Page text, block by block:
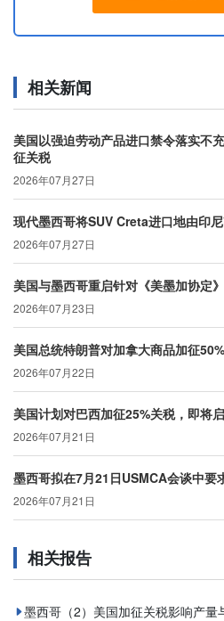
相关新闻
美国以强迫劳动产品进口禁令落实不
征关税
2026年07月27日
现代墨西哥将SUV Creta进口地由印
2026年07月27日
美国与墨西哥重启针对《美墨加协定
2026年07月23日
美国总统特朗普对加拿大商品加征
2026年07月22日
美国计划对巴西加征25%关税，即将
2026年07月21日
墨西哥拟在7月21日USMCA会谈中要
2026年07月21日
相关报告
墨西哥（2）美国加征关税影响产量